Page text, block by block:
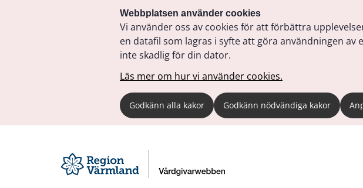
Webbplatsen använder cookies
Vi använder oss av cookies för att förbättra
en datafil som lagras i syfte att göra användningen av
inte skadlig för din dator.
Läs mer om hur vi använder cookies.
Godkänn alla kakor Godkänn nödvändiga kakor